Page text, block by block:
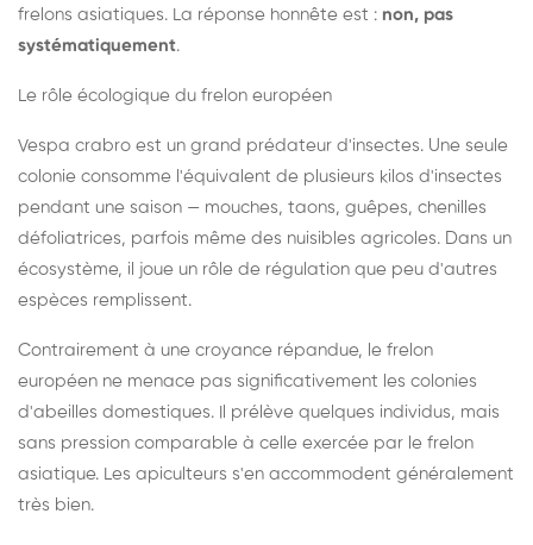
frelons asiatiques. La réponse honnête est : non, pas
systématiquement.
Le rôle écologique du frelon européen
Vespa crabro est un grand prédateur d'insectes. Une seule
colonie consomme l'équivalent de plusieurs kilos d'insectes
pendant une saison — mouches, taons, guêpes, chenilles
défoliatrices, parfois même des nuisibles agricoles. Dans un
écosystème, il joue un rôle de régulation que peu d'autres
espèces remplissent.
Contrairement à une croyance répandue, le frelon
européen ne menace pas significativement les colonies
d'abeilles domestiques. Il prélève quelques individus, mais
sans pression comparable à celle exercée par le frelon
asiatique. Les apiculteurs s'en accommodent généralement
très bien.